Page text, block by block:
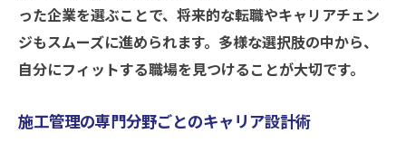
った企業を選ぶことで、将来的な転職やキャリアチェン
ジもスムーズに進められます。多様な選択肢の中から、
自分にフィットする職場を見つけることが大切です。
施工管理の専門分野ごとのキャリア設計術